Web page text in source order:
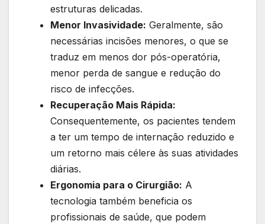
estruturas delicadas.
Menor Invasividade: Geralmente, são
necessárias incisões menores, o que se
traduz em menos dor pós-operatória,
menor perda de sangue e redução do
risco de infecções.
Recuperação Mais Rápida:
Consequentemente, os pacientes tendem
a ter um tempo de internação reduzido e
um retorno mais célere às suas atividades
diárias.
Ergonomia para o Cirurgião: A
tecnologia também beneficia os
profissionais de saúde, que podem